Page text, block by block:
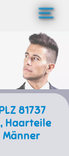
>
81737
Haarteile